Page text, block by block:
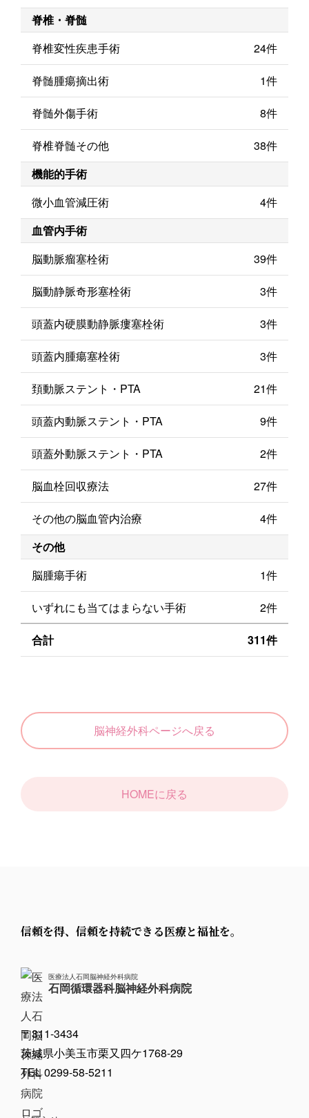
脊椎・脊髄
脊椎変性疾患手術
24件
脊髄腫瘍摘出術 1件
脊髄外傷手術 8件
脊椎脊髄その他
38件
機能的手術
微小血管減圧術
4件
血管内手術
脳動脈瘤塞栓術
39件
脳動静脈奇形塞栓術 3件
頭蓋内硬膜動静脈瘻塞栓術 3件
頭蓋内腫瘍塞栓術 3件
頚動脈ステント・PTA 21件
頭蓋内動脈ステント・PTA 9件
頭蓋外動脈ステント・PTA 2件
脳血栓回収療法 27件
その他の脳血管内治療
4件
その他
脳腫瘍手術
1件
いずれにも当てはまらない手術 2件
合計 311件
脳神経外科ページへ戻る
HOMEに戻る
信頼を得、信頼を持続できる医療と福祉を。
医療法人石岡脳神経外科病院
石岡循環器科脳神経外科病院
〒311-3434
茨城県小美玉市栗又四ケ1768-29
TEL 0299-58-5211